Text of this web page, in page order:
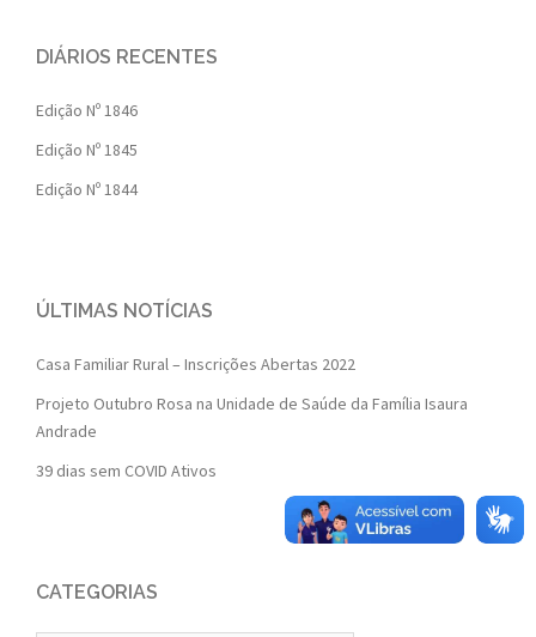
DIÁRIOS RECENTES
Edição Nº 1846
Edição Nº 1845
Edição Nº 1844
ÚLTIMAS NOTÍCIAS
Casa Familiar Rural – Inscrições Abertas 2022
Projeto Outubro Rosa na Unidade de Saúde da Família Isaura
Andrade
39 dias sem COVID Ativos
CATEGORIAS